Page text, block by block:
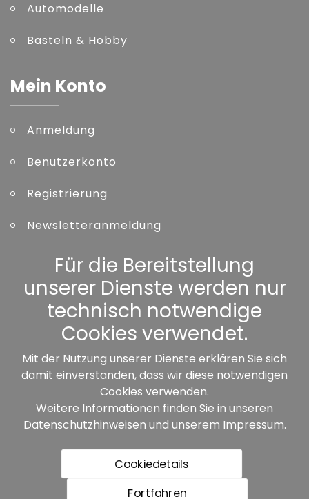
Automodelle
Basteln & Hobby
Mein Konto
Anmeldung
Benutzerkonto
Registrierung
Newsletteranmeldung
Kennwort vergessen
Sonstiges
Unsere Partner:
Für die Bereitstellung
unserer Dienste werden nur
technisch notwendige
Cookies verwendet.
Mit der Nutzung unserer Dienste erklären Sie sich
damit einverstanden, dass wir diese notwendigen
Cookies verwenden.
Weitere Informationen finden Sie in unseren
Datenschutzhinweisen und unserem Impressum.
Cookiedetails
Fortfahren